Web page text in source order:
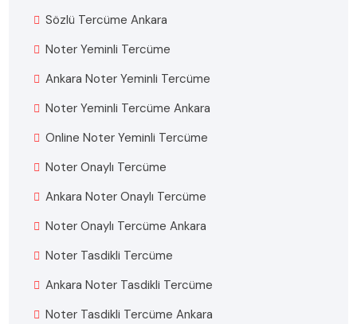
Sözlü Tercüme Ankara
Noter Yeminli Tercüme
Ankara Noter Yeminli Tercüme
Noter Yeminli Tercüme Ankara
Online Noter Yeminli Tercüme
Noter Onaylı Tercüme
Ankara Noter Onaylı Tercüme
Noter Onaylı Tercüme Ankara
Noter Tasdikli Tercüme
Ankara Noter Tasdikli Tercüme
Noter Tasdikli Tercüme Ankara